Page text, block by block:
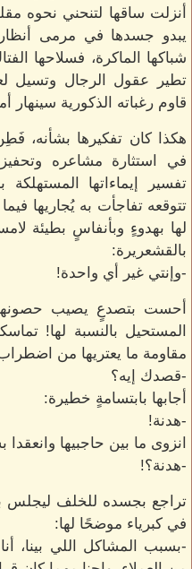
أنزلت ساقها لتنحني نحوه
يبدو جسدها في مرمى
شباكها الماكرة، فسلاحها
تطير عقول الرجال وتسيل
قاوم رغباته الذكورية
هكذا كان تفكيرها بشأنه،
في استثارة مشاعره
تفسير إيماءاتها
تتوقعه تفاجأت به يُجاريها
لها بهدوءٍ وبأنفاسٍ بطيئة
بالقشعريرة:
-وإنتي غير أي واحدة!
أحست بتصدعٍ يصيب حصونها
المستحيل بالنسبة لها!
مقاومة ما يعتريها من
-قصدك إيه؟
أجابها بابتسامةٍ خطيرة:
-هدنة!
انزوى ما بين حاجبيها
-هدنة؟!
تراجع بجسده للخلف ليجلس
في كبرياء موضحًا لها:
-بسبب المشاكل اللي بينا،